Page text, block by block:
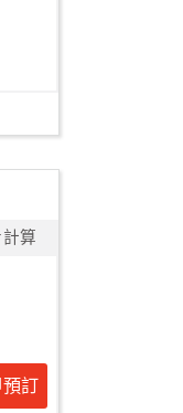
算
訂